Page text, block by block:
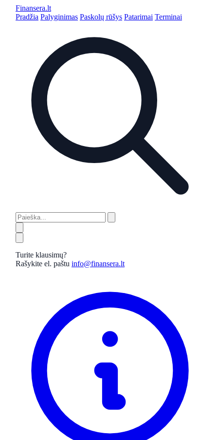
Finansera.lt
Pradžia Palyginimas Paskolų rūšys Patarimai Terminai
Turite klausimų?
Rašykite el. paštu info@finansera.lt